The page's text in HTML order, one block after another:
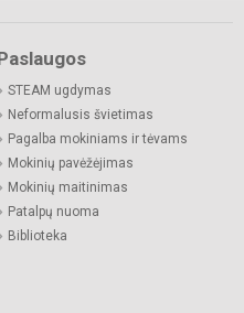
STEAM ugdymas
Neformalusis švietimas
Pagalba mokiniams ir tėvams
Mokinių pavėžėjimas
Mokinių maitinimas
Patalpų nuoma
Biblioteka